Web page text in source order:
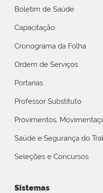
Boletim de Saúde
Capacitação
Cronograma da Folha
Ordem de Serviços
Portarias
Professor Substituto
Provimentos,
Saúde e Segurança do
Seleções e Concursos
Sistemas